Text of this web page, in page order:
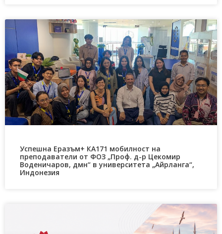
Успешна Еразъм+ КА171 мобилност на
преподаватели от ФОЗ „Проф. д-р Цекомир
Воденичаров, дмн“ в университета „Айрланга“,
Индонезия